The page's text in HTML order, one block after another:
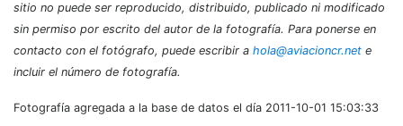
sitio no puede ser reproducido, distribuido, publicado ni modificado
sin permiso por escrito del autor de la fotografía. Para ponerse en
contacto con el fotógrafo, puede escribir a hola@aviacioncr.net e
incluir el número de fotografía.
Fotografía agregada a la base de datos el día 2011-10-01 15:03:33